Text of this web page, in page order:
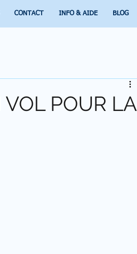
CONTACT INFO & AIDE BLOG
POUR LA